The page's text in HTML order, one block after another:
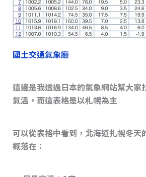
國土交通氣象廳
這邊是我透過日本的氣象網站幫大家
氣溫，而這表格是以札幌為主
可以從表格中看到，北海道扎幌冬天
概落在：